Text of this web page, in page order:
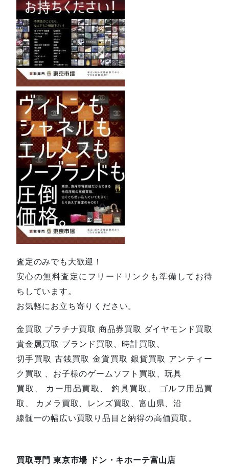
査定のみでも大歓迎！
安心の無料査定にフリードリンクも準備してお待
ちしています。
お気軽にお立ち寄りください。
金買取 プラチナ買取 商品券買取 ダイヤモンド買取
貴金属買取 ブランド買取、時計買取、
切手買取 古銭買取 金貨買取 銀貨買取 アンティー
ク買取 、お子様のゲームソフト買取、玩具
買取、 カー用品買取、 釣具買取、 ゴルフ用品買
取、 カメラ買取、レンズ買取、富山県、沿
線髄一の幅広い買取り品目と納得の高価買取。
買取専門 東京市場 ドン・キホーテ富山店